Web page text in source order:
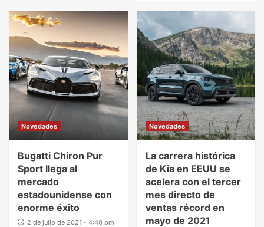
Novedades
Bugatti Chiron Pur
Sport llega al
mercado
estadounidense con
enorme éxito
2 de julio de 2021 - 4:40 pm
Novedades
La carrera histórica
de Kia en EEUU se
acelera con el tercer
mes directo de
ventas récord en
mayo de 2021